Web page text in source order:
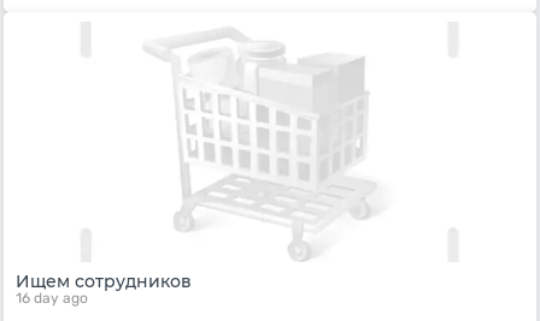
Ищем сотрудников
16 day ago